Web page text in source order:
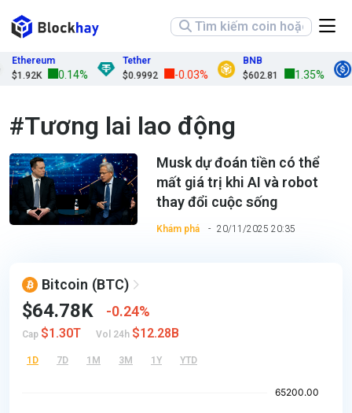
Ethereum
$1.92K
0.14%
Tether
$0.9992
-0.03%
BNB
$602.81
1.35%
#Tương lai lao động
Khám phá 20/11/2025 20:35
Musk dự đoán tiền có thể
mất giá trị khi AI và robot
thay đổi cuộc sống
Bitcoin (BTC)
$64.78K 0.24%
Cap $1.30T Vol 24h $12.28B
1D 7D 1M 3M 1Y YTD